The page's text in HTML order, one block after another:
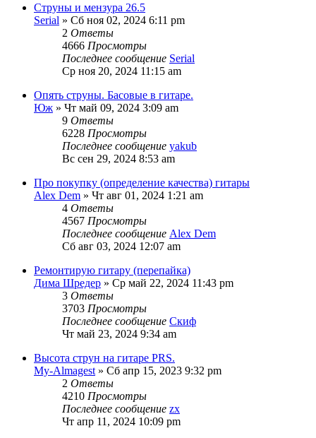
Струны и мензура 26.5
Serial » Сб ноя 02, 2024 6:11 pm
2 Ответы
4666 Просмотры
Последнее сообщение Serial
Ср ноя 20, 2024 11:15 am
Опять струны. Басовые в гитаре.
Юж » Чт май 09, 2024 3:09 am
9 Ответы
6228 Просмотры
Последнее сообщение yakub
Вс сен 29, 2024 8:53 am
Про покупку (определение качества) гитары
Alex Dem » Чт авг 01, 2024 1:21 am
4 Ответы
4567 Просмотры
Последнее сообщение Alex Dem
Сб авг 03, 2024 12:07 am
Ремонтирую гитару (перепайка)
Дима Шредер » Ср май 22, 2024 11:43 pm
3 Ответы
3703 Просмотры
Последнее сообщение Скиф
Чт май 23, 2024 9:34 am
Высота струн на гитаре PRS.
My-Almagest » Сб апр 15, 2023 9:32 pm
2 Ответы
4210 Просмотры
Последнее сообщение zx
Чт апр 11, 2024 10:09 pm